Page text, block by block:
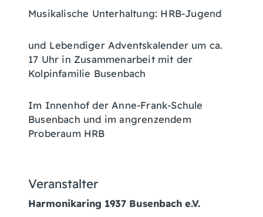
Musikalische Unterhaltung: HRB-Jugend
und Lebendiger Adventskalender um ca.
17 Uhr in Zusammenarbeit mit der
Kolpinfamilie Busenbach
Im Innenhof der Anne-Frank-Schule
Busenbach und im angrenzendem
Proberaum HRB
Veranstalter
Harmonikaring 1937 Busenbach e.V.